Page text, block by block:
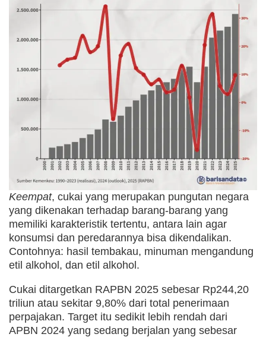
Keempat, cukai yang merupakan pungutan negara
yang dikenakan terhadap barang-barang yang
memiliki karakteristik tertentu, antara lain agar
konsumsi dan peredarannya bisa dikendalikan.
Contohnya: hasil tembakau, minuman mengandung
etil alkohol, dan etil alkohol.
Cukai ditargetkan RAPBN 2025 sebesar Rp244,20
triliun atau sekitar 9,80% dari total penerimaan
perpajakan. Target itu sedikit lebih rendah dari
APBN 2024 yang sedang berjalan yang sebesar